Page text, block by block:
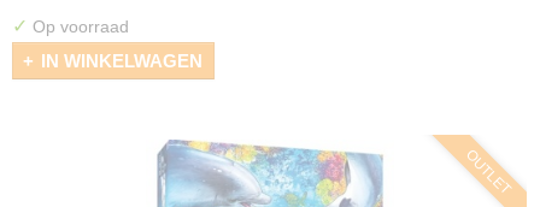
✓ Op voorraad
IN WINKELWAGEN
OUTLET